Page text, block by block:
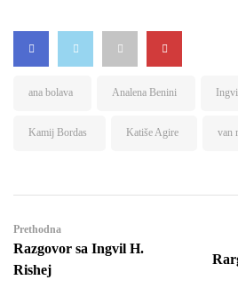
ana bolava Analena Benini
Kamij Bordas Katiše Agire van
Prethodna
Razgovor sa Ingvil H.
Rishej